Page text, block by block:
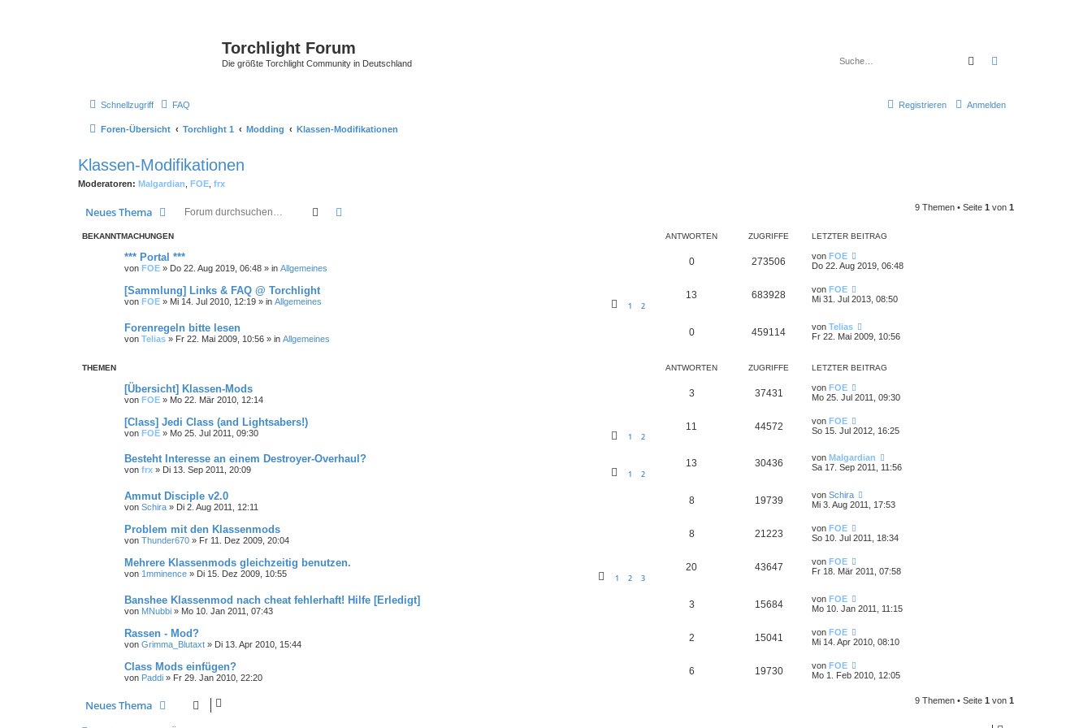
Torchlight Forum
Die größte Torchlight Community in Deutschland Suche
Schnellzugriff FAQ Anmelden
Registrieren
Foren-Übersicht Torchlight 1 Modding Klassen-Modifikationen
Klassen-Modifikationen
Moderatoren: Malgardian FOE frx
Neues Thema Suche 9 Themen • Seite 1 von 1
BEKANNTMACHUNGEN ANTWORTEN ZUGRIFFE LETZTER BEITRAG
*** Portal ***
von FOE » Do 22. Aug 2019, 06:48 » in Allgemeines
0 273506 von FOE
Do 22. Aug 2019, 06:48
[Sammlung] Links & FAQ @ Torchlight
von FOE » Mi 14. Jul 2010, 12:19 » in Allgemeines 1 2
13 683928 von FOE
Mi 31. Jul 2013, 08:50
Forenregeln bitte lesen
von Telias » Fr 22. Mai 2009, 10:56 » in Allgemeines
0 459114 von Telias
Fr 22. Mai 2009, 10:56
THEMEN ANTWORTEN ZUGRIFFE LETZTER BEITRAG
[Übersicht] Klassen-Mods
von FOE » Mo 22. Mär 2010, 12:14
3 37431 von FOE
Mo 25. Jul 2011, 09:30
[Class] Jedi Class (and Lightsabers!)
von FOE » Mo 25. Jul 2011, 09:30 1 2
11 44572 von FOE
So 15. Jul 2012, 16:25
Besteht Interesse an einem Destroyer-Overhaul?
von frx » Di 13. Sep 2011, 20:09 1 2
13 30436 von Malgardian
Sa 17. Sep 2011, 11:56
Ammut Disciple v2.0
von Schira » Di 2. Aug 2011, 12:11
8 19739 von Schira
Mi 3. Aug 2011, 17:53
Problem mit den Klassenmods
von Thunder670 » Fr 11. Dez 2009, 20:04
8 21223 von FOE
So 10. Jul 2011, 18:34
Mehrere Klassenmods gleichzeitig benutzen.
von 1mminence » Di 15. Dez 2009, 10:55 1 2 3
20 43647 von FOE
Fr 18. Mär 2011, 07:58
Banshee Klassenmod nach cheat fehlerhaft! Hilfe [Erledigt]
von MNubbi » Mo 10. Jan 2011, 07:43
3 15684 von FOE
Mo 10. Jan 2011, 11:15
Rassen - Mod?
von Grimma_Blutaxt » Di 13. Apr 2010, 15:44
2 15041 von FOE
Mi 14. Apr 2010, 08:10
Class Mods einfügen?
von Paddi » Fr 29. Jan 2010, 22:20
6 19730 von FOE
Mo 1. Feb 2010, 12:05
Neues Thema 9 Themen • Seite 1 von 1